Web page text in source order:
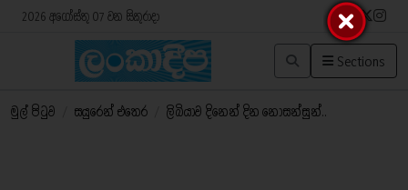
2026 අගෝස්තු 07 වන සිකුරාදා
Sections
මුල් පිටුව සයුරෙන් එතෙර ලිබියාව දිනෙන් දින නොසන්සුන්..